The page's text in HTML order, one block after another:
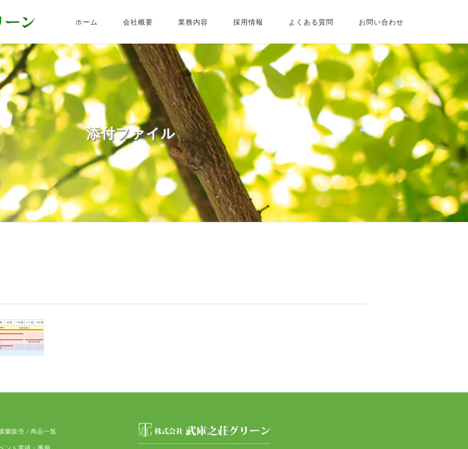
ホーム 会社概要 業務内容 採用情報 よくある質問 お問い合わせ
添付ファイル
蘭販売 / 商品一覧
ント実績・事例